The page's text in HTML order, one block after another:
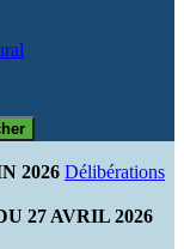
2026 Délibérations
27 AVRIL 2026